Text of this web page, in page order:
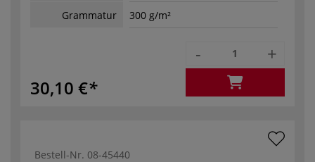
Grammatur 300 g/m²
30,10 €
- +
Bestell-Nr. 08-45440